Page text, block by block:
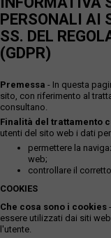
PERSONALI AI
SS. DEL
(GDPR)
Premessa - In questa
sito, con riferimento al
consultano.
Finalità del trattamento
utenti del sito web i dati
permettere la
web;
controllare il
COOKIES
Che cosa sono i cookies
essere utilizzati dai siti
l'utente.